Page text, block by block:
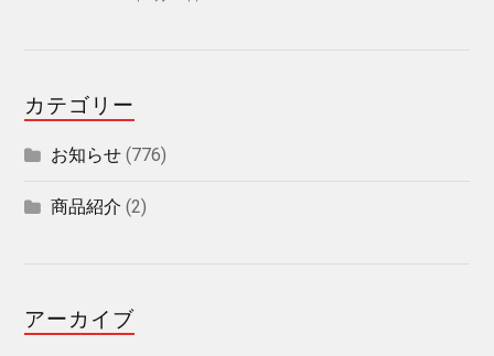
カテゴリー
お知らせ (776)
商品紹介 (2)
アーカイブ